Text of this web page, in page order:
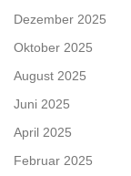
Dezember 2025
Oktober 2025
August 2025
Juni 2025
April 2025
Februar 2025